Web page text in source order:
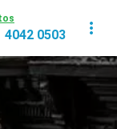
4042 0503